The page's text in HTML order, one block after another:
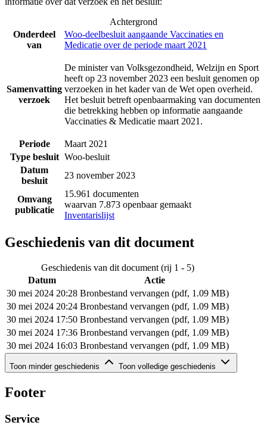
Achtergrond
Onderdeel
van
Woo-deelbesluit aangaande Vaccinaties en
Medicatie over de periode maart 2021
Samenvatting
verzoek
De minister van Volksgezondheid, Welzijn en Sport
heeft op 23 november 2023 een besluit genomen op
verzoeken in het kader van de Wet open overheid.
Het besluit betreft openbaarmaking van documenten
die betrekking hebben op informatie aangaande
Vaccinaties & Medicatie maart 2021.
Periode
Maart 2021
Type besluit Woo-besluit
Datum
besluit
23 november 2023
Omvang
publicatie
15.961 documenten
waarvan 7.873 openbaar gemaakt
Inventarislijst
Geschiedenis van dit document
Geschiedenis van dit document (rij 1 - 5)
Datum
Actie
30 mei 2024 20:28 Bronbestand vervangen (pdf, 1.09 MB)
30 mei 2024 20:24 Bronbestand vervangen (pdf, 1.09 MB)
30 mei 2024 17:50 Bronbestand vervangen (pdf, 1.09 MB)
30 mei 2024 17:36 Bronbestand vervangen (pdf, 1.09 MB)
30 mei 2024 16:03 Bronbestand vervangen (pdf, 1.09 MB)
Geschiedenis van dit document (rij 6 - 6)
Datum
Actie
Toon minder geschiedenis Toon volledige geschiedenis
Footer
Service